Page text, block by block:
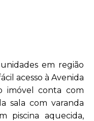
em região
acesso à Avenida
imóvel conta com
sala com varanda
piscina aquecida,